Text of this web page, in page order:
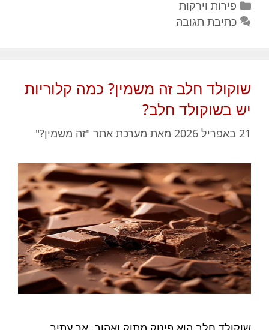
קטגוריות
פירות וירקות
כתיבת תגובה
שוקולד חלב זה משמין? כמה קלוריות
יש בשוקולד חלב?
21 באפריל 2026 מאת מערכת אתר "זה משמין?"